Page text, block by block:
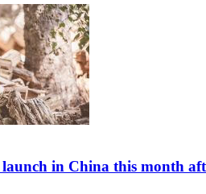
in China this month